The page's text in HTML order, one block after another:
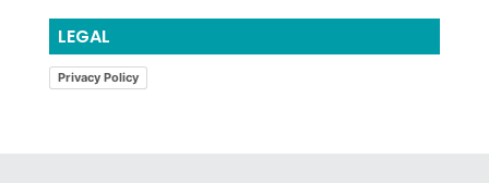
LEGAL
Privacy Policy